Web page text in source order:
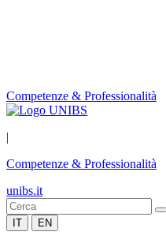
Competenze & Professionalità
|
Competenze & Professionalità
unibs.it
IT EN